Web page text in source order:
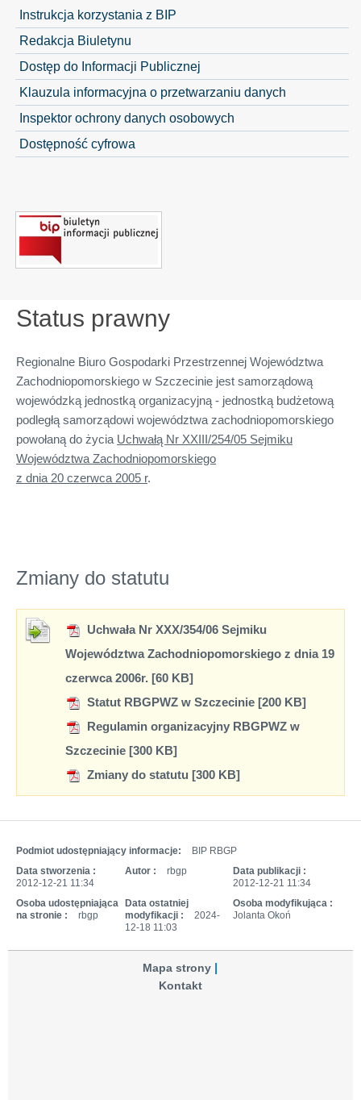
Instrukcja korzystania z BIP
Redakcja Biuletynu
Dostęp do Informacji Publicznej
Klauzula informacyjna o przetwarzaniu danych
Inspektor ochrony danych osobowych
Dostępność cyfrowa
Status prawny
Regionalne Biuro Gospodarki Przestrzennej Województwa
Zachodniopomorskiego w Szczecinie jest samorządową
wojewódzką jednostką organizacyjną - jednostką budżetową
podległą samorządowi województwa zachodniopomorskiego
powołaną do życia Uchwałą Nr XXIII/254/05 Sejmiku
Województwa Zachodniopomorskiego
z dnia 20 czerwca 2005 r.
Zmiany do statutu
Uchwała Nr XXX/354/06 Sejmiku
Województwa Zachodniopomorskiego z dnia 19
czerwca 2006r. [60 KB]
Statut RBGPWZ w Szczecinie [200 KB]
Regulamin organizacyjny RBGPWZ w
Szczecinie [300 KB]
Zmiany do statutu [300 KB]
Podmiot udostępniający informacje:
BIP RBGP
Data stworzenia :
2012-12-21 11:34
Autor : rbgp
Data publikacji :
2012-12-21 11:34
Osoba udostępniająca
na stronie :
rbgp
Data ostatniej
modyfikacji :
2024-
12-18 11:03
Osoba modyfikująca :
Jolanta Okoń
Mapa strony
Kontakt